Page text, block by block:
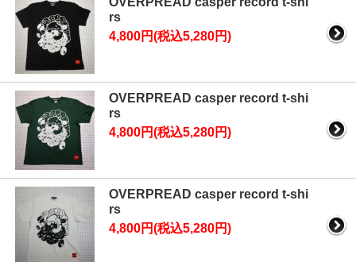
rs
4,800円(税込5,280円)
OVERPREAD casper record t-shi
rs
4,800円(税込5,280円)
OVERPREAD casper record t-shi
rs
4,800円(税込5,280円)